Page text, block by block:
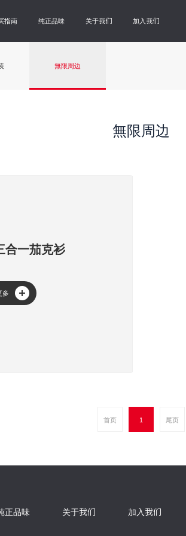
指南 纯正品味 关于我们 加入我们
無限周边
無限周边
合一茄克衫
多
首页 1 尾页
正品味 关于我们 加入我们